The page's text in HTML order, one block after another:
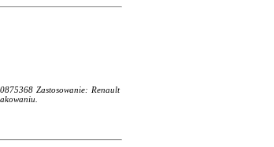
Zastosowanie: Renault